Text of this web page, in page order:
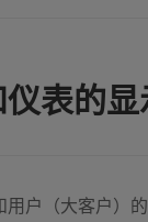
表的
户（大客户）